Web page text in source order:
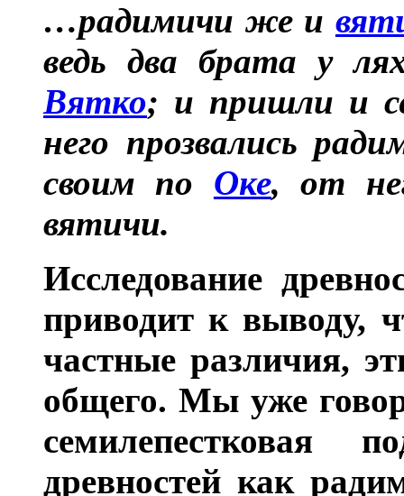
…радимичи же и
ведь два брата у
Вятко; и пришли и
него прозвались
своим по Оке, от
вятичи.
Исследование
приводит к выводу,
частные различия,
общего. Мы уже
семилепестковая
древностей как